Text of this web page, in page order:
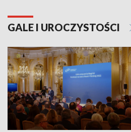
GALE I UROCZYSTOŚCI